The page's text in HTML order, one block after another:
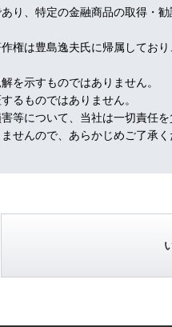
り、特定の金融商品の取得・
権は豊島逸夫氏に帰属してお
を示すものではありません。
るものではありません。
等について、当社は一切責任
せんので、あらかじめご了承